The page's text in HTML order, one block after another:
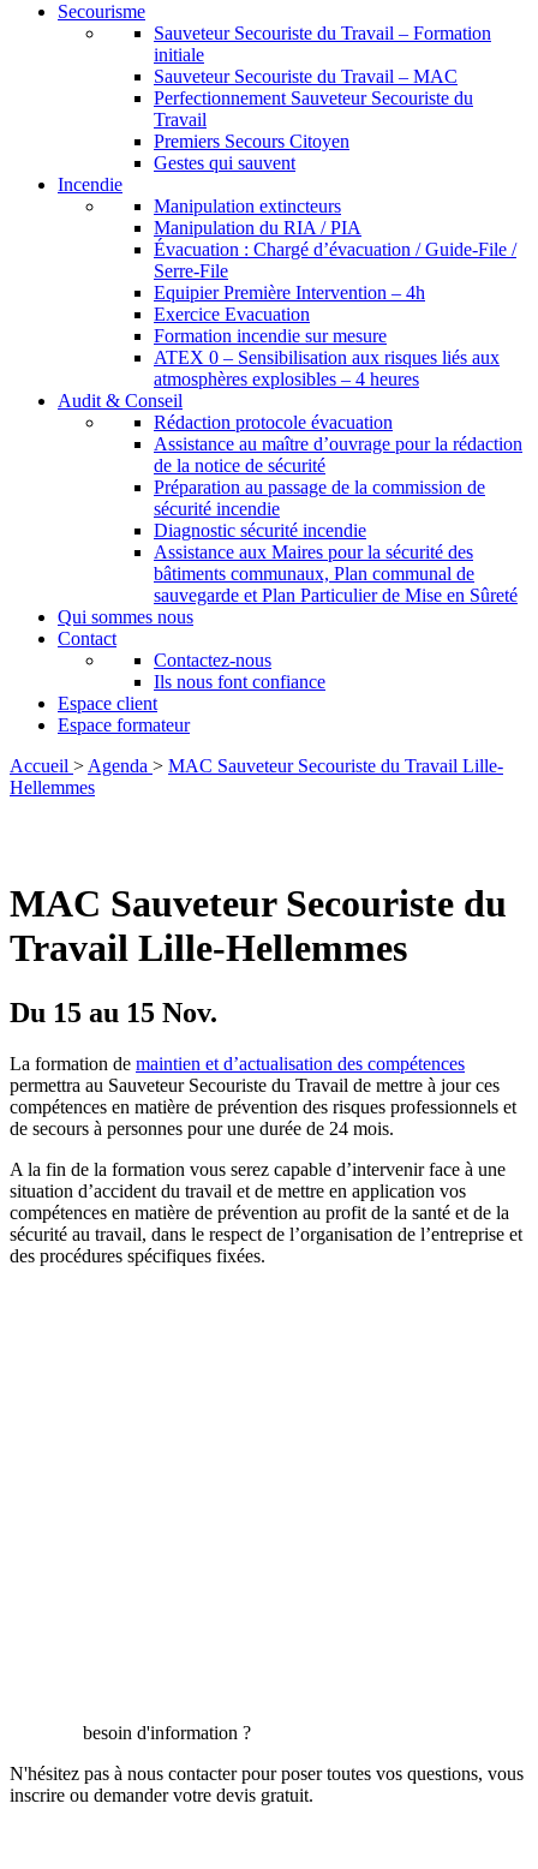
Secourisme
Sauveteur Secouriste du Travail – Formation
initiale
Sauveteur Secouriste du Travail – MAC
Perfectionnement Sauveteur Secouriste du
Travail
Premiers Secours Citoyen
Gestes qui sauvent
Incendie
Manipulation extincteurs
Manipulation du RIA / PIA
Évacuation : Chargé d’évacuation / Guide-File /
Serre-File
Equipier Première Intervention – 4h
Exercice Evacuation
Formation incendie sur mesure
ATEX 0 – Sensibilisation aux risques liés aux
atmosphères explosibles – 4 heures
Audit & Conseil
Rédaction protocole évacuation
Assistance au maître d’ouvrage pour la rédaction
de la notice de sécurité
Préparation au passage de la commission de
sécurité incendie
Diagnostic sécurité incendie
Assistance aux Maires pour la sécurité des
bâtiments communaux, Plan communal de
sauvegarde et Plan Particulier de Mise en Sûreté
Qui sommes nous
Contact
Contactez-nous
Ils nous font confiance
Espace client
Espace formateur
Accueil > Agenda > MAC Sauveteur Secouriste du Travail Lille-
Hellemmes
MAC Sauveteur Secouriste du
Travail Lille-Hellemmes
Du 15 au 15 Nov.
La formation de maintien et d’actualisation des compétences
permettra au Sauveteur Secouriste du Travail de mettre à jour ces
compétences en matière de prévention des risques professionnels et
de secours à personnes pour une durée de 24 mois.
A la fin de la formation vous serez capable d’intervenir face à une
situation d’accident du travail et de mettre en application vos
compétences en matière de prévention au profit de la santé et de la
sécurité au travail, dans le respect de l’organisation de l’entreprise et
des procédures spécifiques fixées.
besoin d'information ?
N'hésitez pas à nous contacter pour poser toutes vos questions, vous
inscrire ou demander votre devis gratuit.